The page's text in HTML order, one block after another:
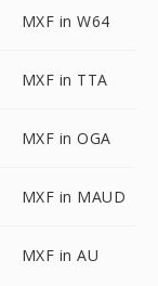
MXF in W64
MXF in TTA
MXF in OGA
MXF in MAUD
MXF in AU